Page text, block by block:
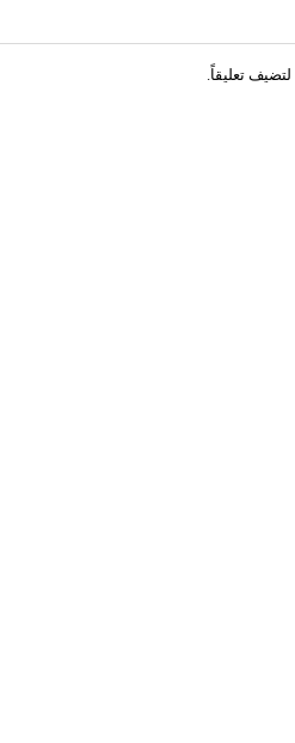
لتضيف تعليقاً.